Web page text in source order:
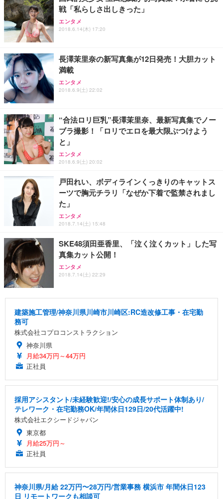
戦「私らしさ出しきった」
エンタメ
2018.6.14(木) 17:20
長澤茉里奈の新写真集が12日発売！大胆カット
満載
エンタメ
2018.6.9(土) 22:02
“合法ロリ巨乳”長澤茉里奈、最新写真集でノー
ブラ撮影！「ロリでエロを最大限ぶつけよう
と」
エンタメ
2018.6.9(土) 20:02
戸田れい、ボディラインくっきりのキャットス
ーツで胸元チラリ「なぜか下着で監禁されまし
た」
エンタメ
2018.7.14(土) 15:48
SKE48須田亜香里、「泣く泣くカット」した写
真集カット公開！
エンタメ
2018.7.14(土) 22:29
建築施工管理/神奈川県川崎市川崎区:RC造改修工事・在宅勤
務可
株式会社コプロコンストラクション
神奈川県
月給34万円～44万円
正社員
採用アシスタント/未経験歓迎!/安心の成長サポート体制あり/
テレワーク・在宅勤務OK/年間休日129日/20代活躍中!
株式会社エクシードジャパン
東京都
月給25万円～
正社員
神奈川県/月給 22万円〜28万円/営業事務 横浜市 年間休日123
日 リモートワークも相談可